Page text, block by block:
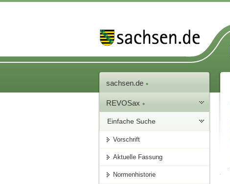
sachsen.de
REVOSax
Einfache Suche
Vorschrift
Aktuelle Fassung
Normenhistorie